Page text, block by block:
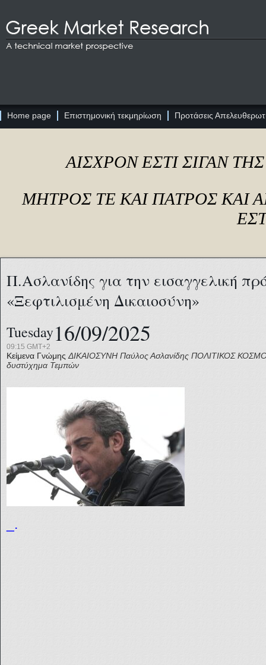
Home page Επιστημονική τεκμηρίωση Προτάσεις
ΑΙΣΧΡΟΝ ΕΣΤΙ ΣΙΓΑΝ
ΜΗΤΡΟΣ ΤΕ ΚΑΙ ΠΑΤΡΟΣ ΚΑΙ
Π.Ασλανίδης για την εισαγγελική
«Ξεφτιλισμένη Δικαιοσύνη»
Tuesday16/09/2025
09:15 GMT+2
Κείμενα Γνώμης ΔΙΚΑΙΟΣΥΝΗ Παύλος Ασλανίδης ΠΟΛΙΤΙΚΟΣ
δυστύχημα Τεμπών
_.